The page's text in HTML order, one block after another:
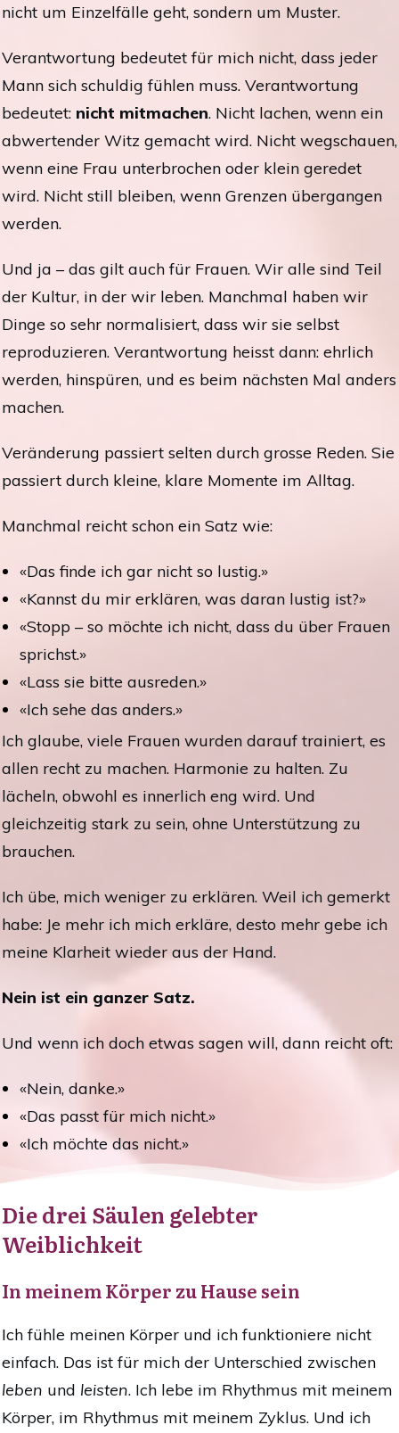
nicht um Einzelfälle geht, sondern um Muster.
Verantwortung bedeutet für mich nicht, dass jeder
Mann sich schuldig fühlen muss. Verantwortung
bedeutet: nicht mitmachen. Nicht lachen, wenn ein
abwertender Witz gemacht wird. Nicht wegschauen,
wenn eine Frau unterbrochen oder klein geredet
wird. Nicht still bleiben, wenn Grenzen übergangen
werden.
Und ja – das gilt auch für Frauen. Wir alle sind Teil
der Kultur, in der wir leben. Manchmal haben wir
Dinge so sehr normalisiert, dass wir sie selbst
reproduzieren. Verantwortung heisst dann: ehrlich
werden, hinspüren, und es beim nächsten Mal anders
machen.
Veränderung passiert selten durch grosse Reden. Sie
passiert durch kleine, klare Momente im Alltag.
Manchmal reicht schon ein Satz wie:
«Das finde ich gar nicht so lustig.»
«Kannst du mir erklären, was daran lustig ist?»
«Stopp – so möchte ich nicht, dass du über Frauen
sprichst.»
«Lass sie bitte ausreden.»
«Ich sehe das anders.»
Ich glaube, viele Frauen wurden darauf trainiert, es
allen recht zu machen. Harmonie zu halten. Zu
lächeln, obwohl es innerlich eng wird. Und
gleichzeitig stark zu sein, ohne Unterstützung zu
brauchen.
Ich übe, mich weniger zu erklären. Weil ich gemerkt
habe: Je mehr ich mich erkläre, desto mehr gebe ich
meine Klarheit wieder aus der Hand.
Nein ist ein ganzer Satz.
Und wenn ich doch etwas sagen will, dann reicht oft:
«Nein, danke.»
«Das passt für mich nicht.»
«Ich möchte das nicht.»
Die drei Säulen gelebter
Weiblichkeit
In meinem Körper zu Hause sein
Ich fühle meinen Körper und ich funktioniere nicht
einfach. Das ist für mich der Unterschied zwischen
leben und leisten. Ich lebe im Rhythmus mit meinem
Körper, im Rhythmus mit meinem Zyklus. Und ich